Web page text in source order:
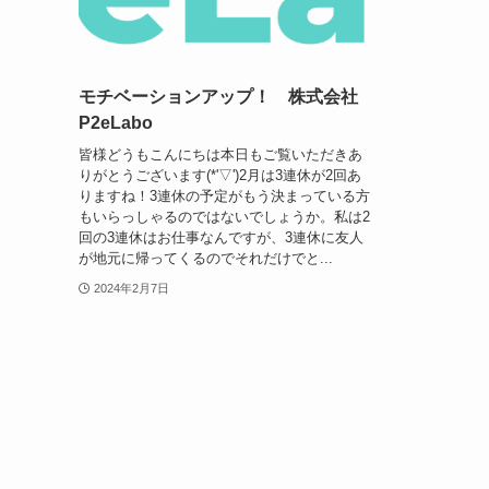
モチベーションアップ！ 株式会社
P2eLabo
皆様どうもこんにちは本日もご覧いただきあ
りがとうございます(*'▽')2月は3連休が2回あ
りますね！3連休の予定がもう決まっている方
もいらっしゃるのではないでしょうか。私は2
回の3連休はお仕事なんですが、3連休に友人
が地元に帰ってくるのでそれだけでと...
2024年2月7日